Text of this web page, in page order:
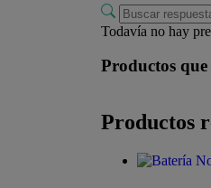
Todavía no hay
Productos
Productos